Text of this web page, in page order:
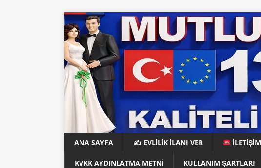
ANA SAYFA ✍️ EVLİLİK İLANI VER İLETİŞİM
KVKK AYDINLATMA METNI KULLANIM ŞARTLARI